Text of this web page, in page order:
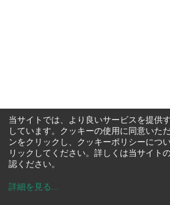
当サイトでは、より良いサービスを提供
しています。クッキーの使用に同意いた
ンをクリックし、クッキーポリシーにつ
リックしてください。詳しくは当サイト
認ください。
詳細を見る ...